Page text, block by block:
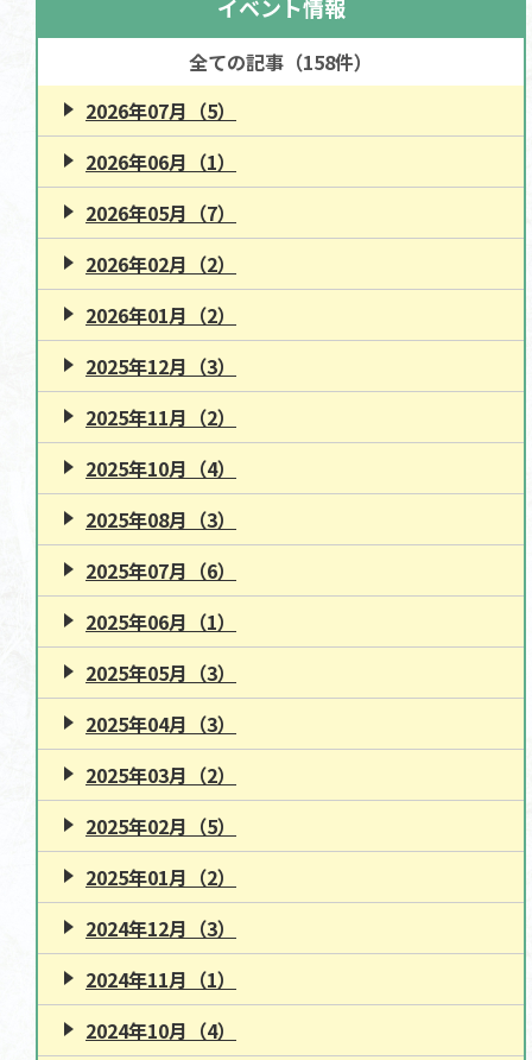
イベント情報
全ての記事（158件）
2026年07月（5）
2026年06月（1）
2026年05月（7）
2026年02月（2）
2026年01月（2）
2025年12月（3）
2025年11月（2）
2025年10月（4）
2025年08月（3）
2025年07月（6）
2025年06月（1）
2025年05月（3）
2025年04月（3）
2025年03月（2）
2025年02月（5）
2025年01月（2）
2024年12月（3）
2024年11月（1）
2024年10月（4）